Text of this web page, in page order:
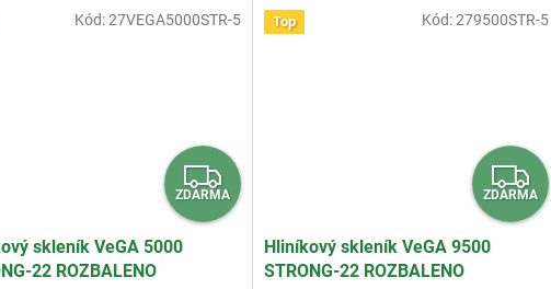
Z
D
ZDARMA
skleník VeGA 5000
22 ROZBALENO
Kód:27VEGA5000STR-5 Top
Z
D
ZDARMA
Hliníkový skleník VeGA 9500
STRONG-22 ROZBALENO
Kód:279500STR-5